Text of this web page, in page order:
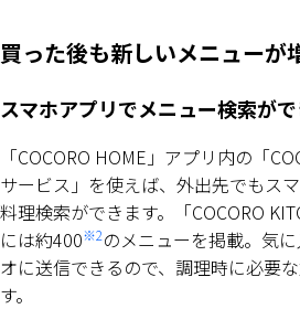
買った後も新しいメニューが
スマホアプリでメニュー検索が
「COCORO HOME」アプリ内の「
サービス」を使えば、外出先でもス
料理検索ができます。「COCORO
には約400※2のメニューを掲載。気
オに送信できるので、調理時に必要
す。